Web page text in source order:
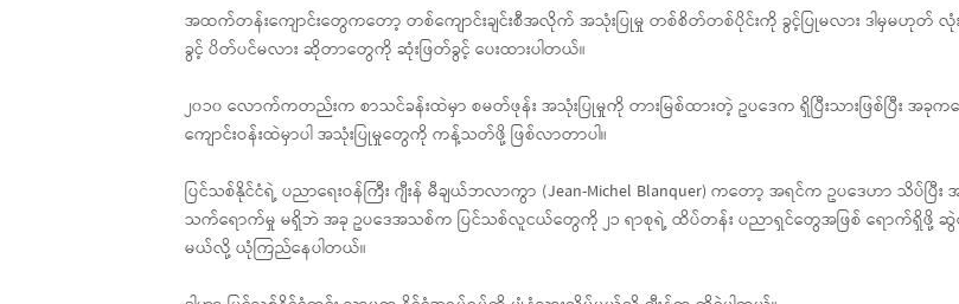
အထက်တန်းကျောင်းတွေကတော့ တစ်ကျောင်းချင်းစီအလိုက် အသုံးပြုမှု တစ်စိတ်တစ်ပိုင်းကို ခွင့်ပြုမလား ဒါမှမဟုတ် လုံ
ခွင့် ပိတ်ပင်မလား ဆိုတာတွေကို ဆုံးဖြတ်ခွင့် ပေးထားပါတယ်။
၂၀၁၀ လောက်ကတည်းက စာသင်ခန်းထဲမှာ စမတ်ဖုန်း အသုံးပြုမှုကို တားမြစ်ထားတဲ့ ဥပဒေက ရှိပြီးသားဖြစ်ပြီး အခုက
ကျောင်းဝန်းထဲမှာပါ အသုံးပြုမှုတွေကို ကန့်သတ်ဖို့ ဖြစ်လာတာပါ။
ပြင်သစ်နိုင်ငံရဲ့ ပညာရေးဝန်ကြီး ဂျီးန် မီချယ်ဘလာကွာ (Jean-Michel Blanquer) ကတော့ အရင်က ဥပဒေဟာ သိပ်ပြီး
သက်ရောက်မှု မရှိဘဲ အခု ဥပဒေအသစ်က ပြင်သစ်လူငယ်တွေကို ၂၁ ရာစုရဲ့ ထိပ်တန်း ပညာရှင်တွေအဖြစ် ရောက်ရှိဖို့ ဆွဲခ
မယ်လို့ ယုံကြည်နေပါတယ်။